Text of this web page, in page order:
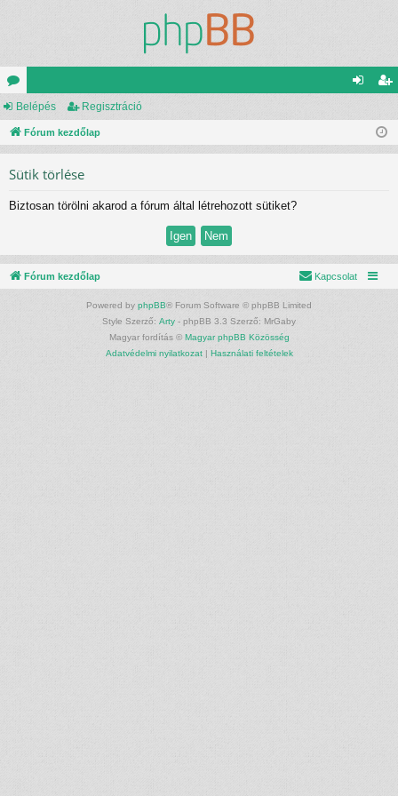
ór
u is
Belépés Regisztráció
Fórum kezdőlap
Sütik törlése
Biztosan törölni akarod a fórum által létrehozott sütiket?
Fórum kezdőlap Kapcsolat
Powered by phpBB® Forum Software © phpBB Limited
Style Szerző: Arty - phpBB 3.3 Szerző: MrGaby
Magyar fordítás © Magyar phpBB Közösség
Adatvédelmi nyilatkozat| Használati feltételek